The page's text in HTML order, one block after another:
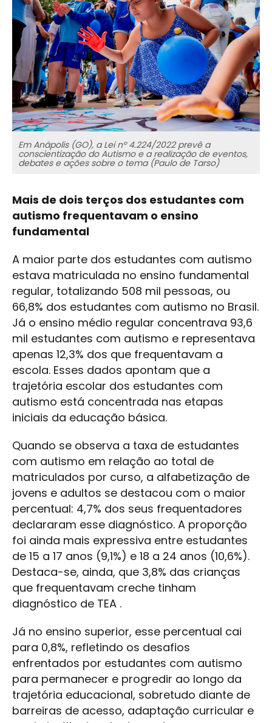
Em Anápolis (GO), a Lei nº 4.224/2022 prevê a
conscientização do Autismo e a realização de eventos,
debates e ações sobre o tema (Paulo de Tarso)
Mais de dois terços dos estudantes com
autismo frequentavam o ensino
fundamental
A maior parte dos estudantes com autismo
estava matriculada no ensino fundamental
regular, totalizando 508 mil pessoas, ou
66,8% dos estudantes com autismo no Brasil.
Já o ensino médio regular concentrava 93,6
mil estudantes com autismo e representava
apenas 12,3% dos que frequentavam a
escola. Esses dados apontam que a
trajetória escolar dos estudantes com
autismo está concentrada nas etapas
iniciais da educação básica.
Quando se observa a taxa de estudantes
com autismo em relação ao total de
matriculados por curso, a alfabetização de
jovens e adultos se destacou com o maior
percentual: 4,7% dos seus frequentadores
declararam esse diagnóstico. A proporção
foi ainda mais expressiva entre estudantes
de 15 a 17 anos (9,1%) e 18 a 24 anos (10,6%).
Destaca-se, ainda, que 3,8% das crianças
que frequentavam creche tinham
diagnóstico de TEA .
Já no ensino superior, esse percentual cai
para 0,8%, refletindo os desafios
enfrentados por estudantes com autismo
para permanecer e progredir ao longo da
trajetória educacional, sobretudo diante de
barreiras de acesso, adaptação curricular e